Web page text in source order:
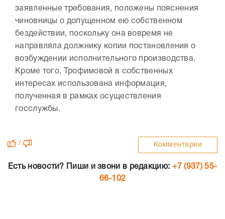
заявленные требования, положены пояснения
чиновницы о допущенном ею собственном
бездействии, поскольку она вовремя не
направляла должнику копии постановления о
возбуждении исполнительного производства.
Кроме того, Трофимовой в собственных
интересах использована информация,
полученная в рамках осуществления
госслужбы.
/ Комментарии
Есть новости? Пиши и звони в редакцию: +7 (937) 55-
66-102